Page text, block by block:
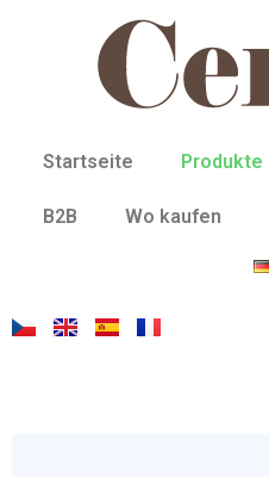
Startseite Produkte
B2B Wo kaufen